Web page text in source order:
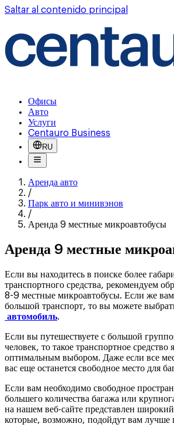
Saltar al contenido principal
Офисы
Авто
Услуги
Centauro Business
RU
Аренда авто
/
Парк авто и минивэнов
/
Аренда 9 местные микроавтобусы
Аренда 9 местные
Если вы находитесь в поиске более
транспортного средства, рекомендуем
8-9 местные микроавтобусы. Если же
большой транспорт, то вы можете
автомобиль.
Если вы путешествуете с большой
человек, то такое транспортное средство
оптимальным выбором. Даже если все
вас еще останется свободное место для
Если вам необходимо свободное
большего количества багажа или
на нашем веб-сайте представлен
которые, возможно, подойдут вам лучше